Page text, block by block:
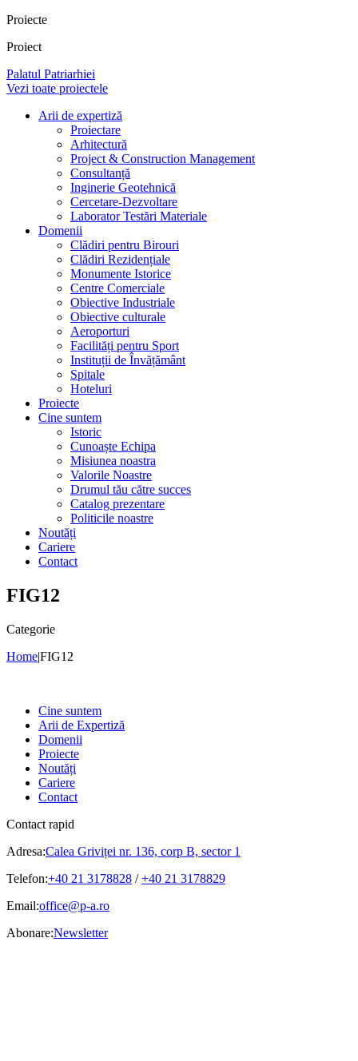
Proiecte
Proiect
Palatul Patriarhiei
Vezi toate proiectele
Arii de expertiză
Proiectare
Arhitectură
Project & Construction Management
Consultanță
Inginerie Geotehnică
Cercetare-Dezvoltare
Laborator Testări Materiale
Domenii
Clădiri pentru Birouri
Clădiri Rezidențiale
Monumente Istorice
Centre Comerciale
Obiective Industriale
Obiective culturale
Aeroporturi
Facilități pentru Sport
Instituții de Învățământ
Spitale
Hoteluri
Proiecte
Cine suntem
Istoric
Cunoaște Echipa
Misiunea noastra
Valorile Noastre
Drumul tău către succes
Catalog prezentare
Politicile noastre
Noutăți
Cariere
Contact
FIG12
Categorie
Home|FIG12
Cine suntem
Arii de Expertiză
Domenii
Proiecte
Noutăți
Cariere
Contact
Contact rapid
Adresa:Calea Griviței nr. 136, corp B, sector 1
Telefon:+40 21 3178828 /+40 21 3178829
Email:office@p-a.ro
Abonare:Newsletter